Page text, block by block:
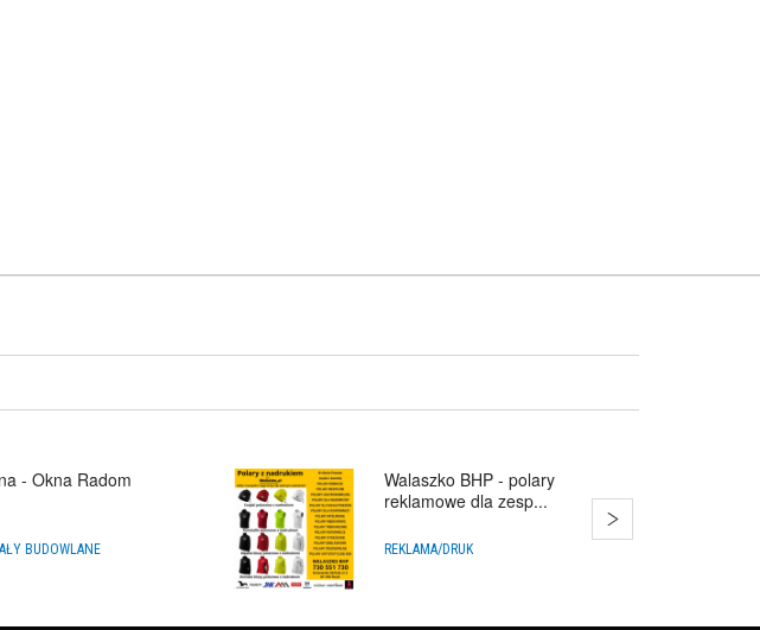
- Okna Radom
BUDOWLANE
Walaszko BHP - polary
reklamowe dla zesp...
REKLAMA/DRUK